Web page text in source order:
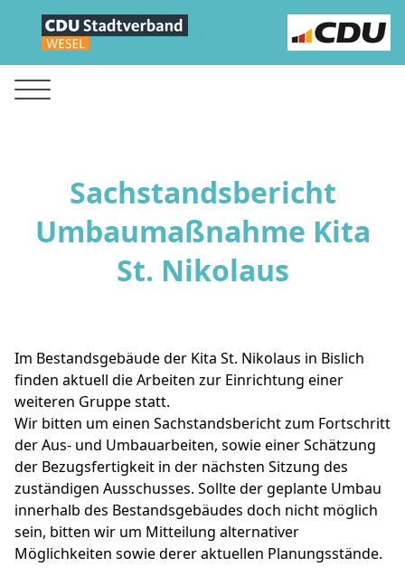
Sachstandsbericht
Umbaumaßnahme Kita
St. Nikolaus
Im Bestandsgebäude der Kita St. Nikolaus in Bislich
finden aktuell die Arbeiten zur Einrichtung einer
weiteren Gruppe statt.
Wir bitten um einen Sachstandsbericht zum Fortschritt
der Aus- und Umbauarbeiten, sowie einer Schätzung
der Bezugsfertigkeit in der nächsten Sitzung des
zuständigen Ausschusses. Sollte der geplante Umbau
innerhalb des Bestandsgebäudes doch nicht möglich
sein, bitten wir um Mitteilung alternativer
Möglichkeiten sowie derer aktuellen Planungsstände.